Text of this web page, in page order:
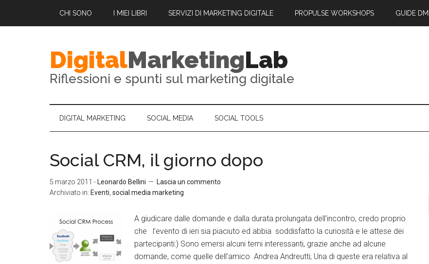
CHI SONO I MIEI LIBRI SERVIZI DI MARKETING DIGITALE PROPULSE WORKSHOPS GUIDE DML
DigitalMarketingLab
Riflessioni e spunti sul marketing digitale
DIGITAL MARKETING SOCIAL MEDIA SOCIAL TOOLS
Social CRM, il giorno dopo
5 marzo 2011 - Leonardo Bellini
Lascia un commento
Archiviato in: Eventi social media marketing
A giudicare dalle domande e dalla durata prolungata dell’incontro, credo proprio
che l’evento di ieri sia piaciuto ed abbia soddisfatto la curiosità e le attese dei
partecipanti:) Sono emersi alcuni temi interessanti, grazie anche ad alcune
domande, come quelle dell’amico Andrea Andreutti; Una di queste era relativa al